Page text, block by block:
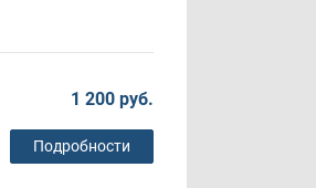
1 200 руб.
Подробности